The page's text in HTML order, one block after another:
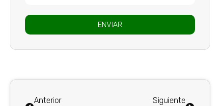
ENVIAR
Anterior Siguiente